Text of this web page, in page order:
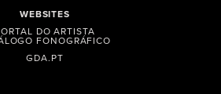
WEBSITES
DO ARTISTA
FONOGRÁFICO
GDA.PT